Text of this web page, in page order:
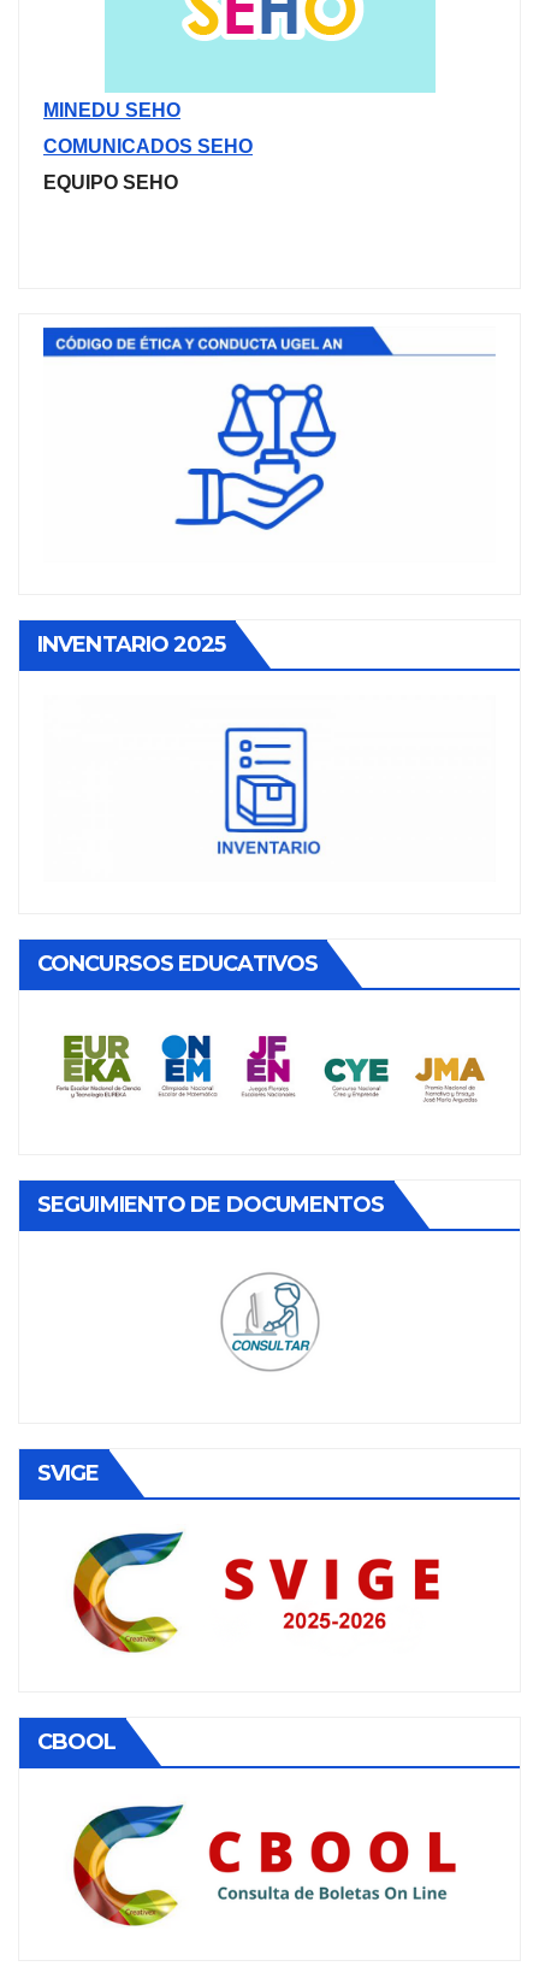
MINEDU SEHO
COMUNICADOS SEHO
EQUIPO SEHO
INVENTARIO 2025
CONCURSOS EDUCATIVOS
SEGUIMIENTO DE DOCUMENTOS
SVIGE
CBOOL